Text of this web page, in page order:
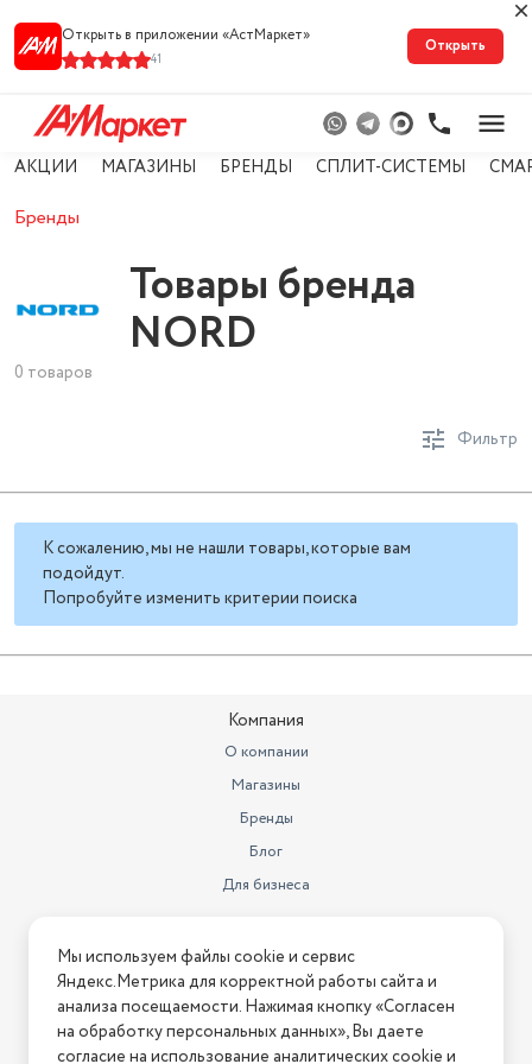
Открыть в приложении «АстМарке‪т‬»
41
Открыть
АКЦИИ МАГАЗИНЫ БРЕНДЫ СПЛИТ-СИСТЕМЫ
Бренды
Товары бренда
NORD
0 товаров
Фильтр
К сожалению, мы не нашли товары, которые вам
подойдут.
Попробуйте изменить критерии поиска
Компания
О компании
Магазины
Бренды
Блог
Для бизнеса
Информация
Условия оплаты
Условия доставки
Условия возврата
Мы используем файлы cookie и сервис
Яндекс.Метрика для корректной работы сайта и
анализа посещаемости. Нажимая кнопку «Согласен
на обработку персональных данных», Вы даете
согласие на использование аналитических cookie и